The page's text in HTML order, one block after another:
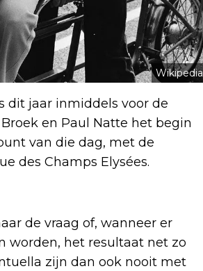
Wikipedia
dit jaar inmiddels voor de
en Paul Natte het begin
van die dag, met de
des Champs Elysées.
de vraag of, wanneer er
worden, het resultaat net zo
zijn dan ook nooit met